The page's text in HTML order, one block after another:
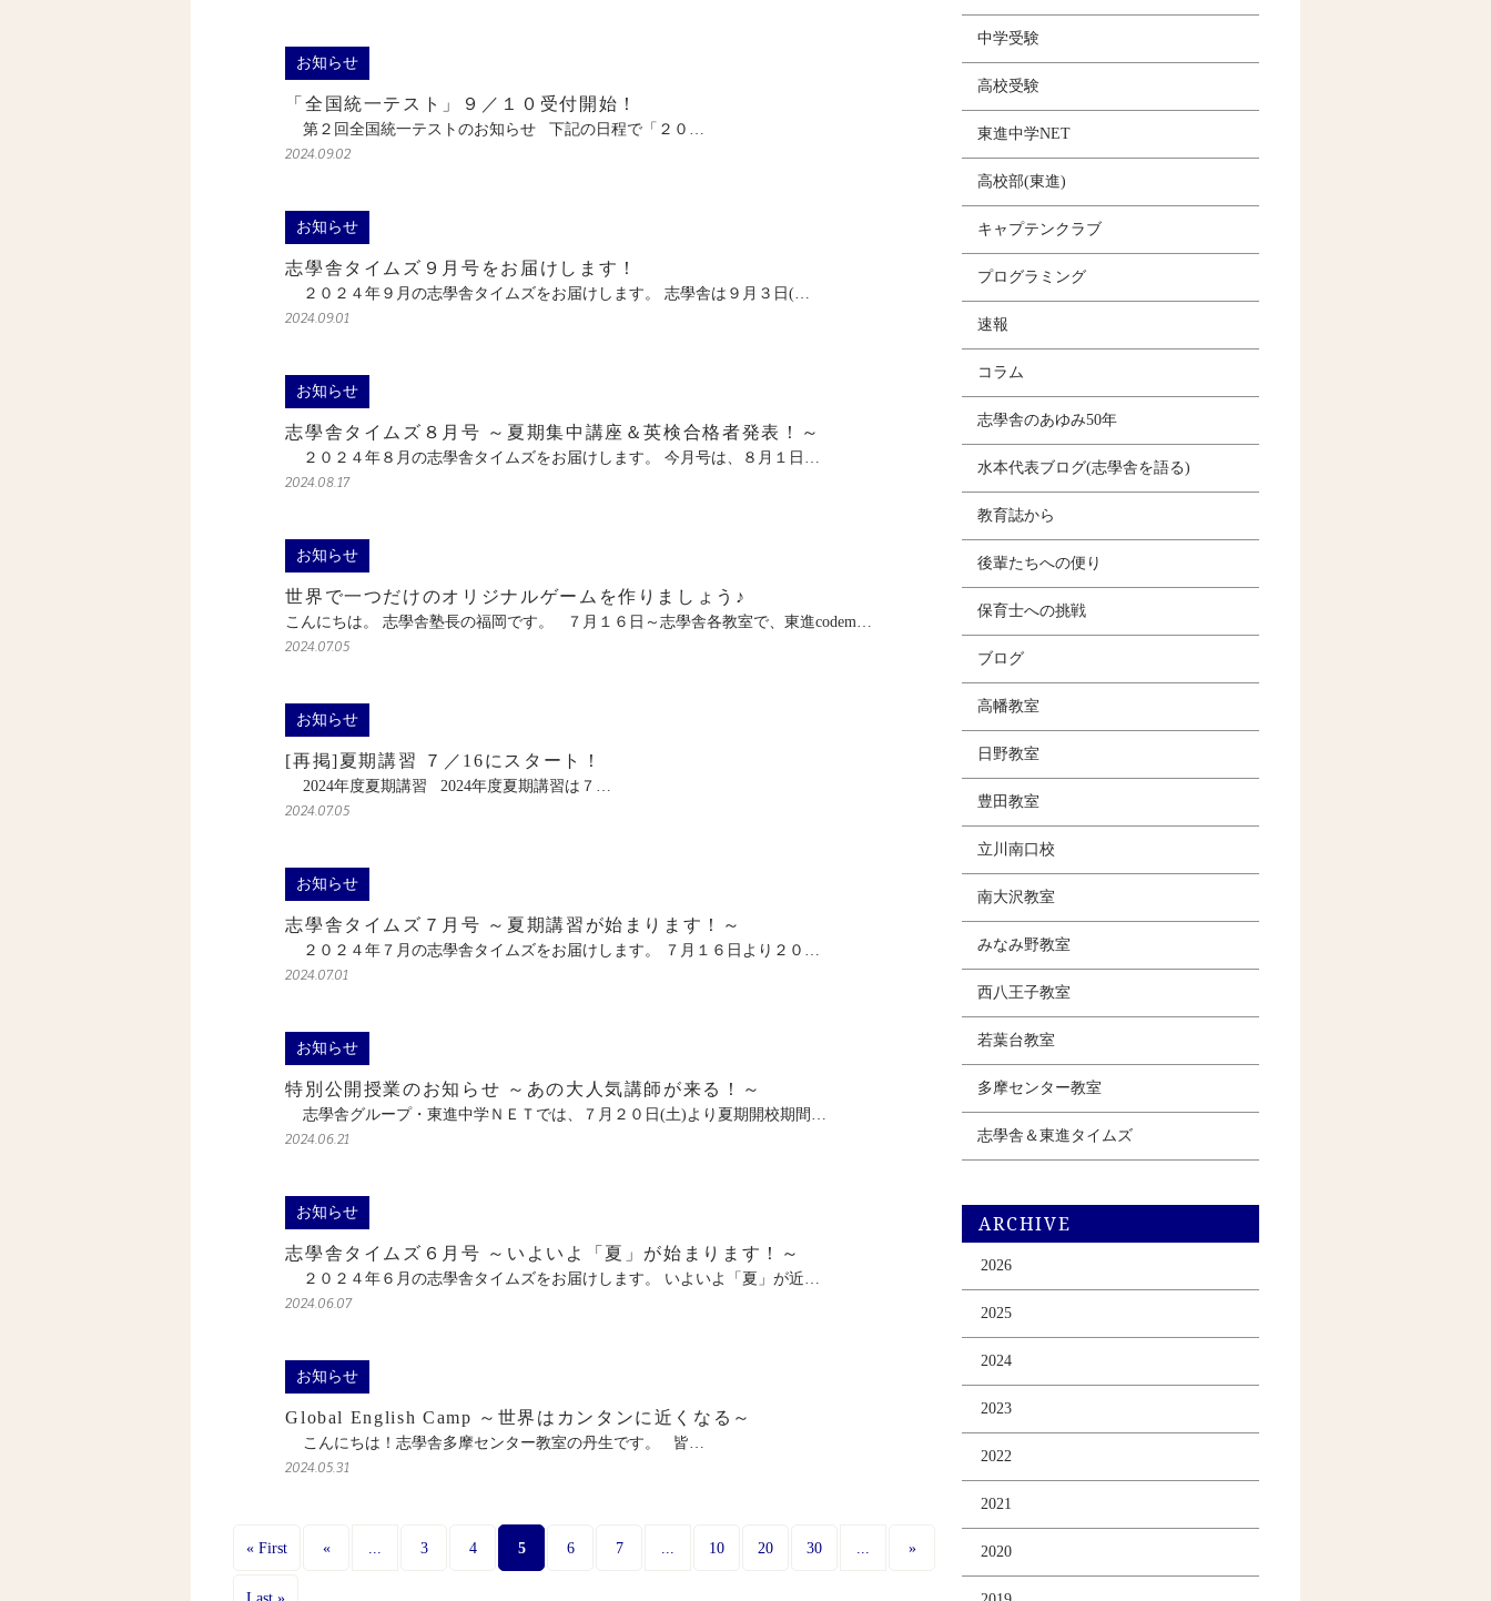
お知らせ
「全国統一テスト」９／１０受付開始！
第２回全国統一テストのお知らせ 下記の日程で「２０…
2024.09.02
お知らせ
志學舎タイムズ９月号をお届けします！
２０２４年９月の志學舎タイムズをお届けします。 志學舎は９月３日(…
2024.09.01
お知らせ
志學舎タイムズ８月号 ～夏期集中講座＆英検合格者発表！～
２０２４年８月の志學舎タイムズをお届けします。 今月号は、８月１日…
2024.08.17
お知らせ
世界で一つだけのオリジナルゲームを作りましょう♪
こんにちは。 志學舎塾長の福岡です。 ７月１６日～志學舎各教室で、東進codem…
2024.07.05
お知らせ
[再掲]夏期講習 ７／16にスタート！
2024年度夏期講習 2024年度夏期講習は７…
2024.07.05
お知らせ
志學舎タイムズ７月号 ～夏期講習が始まります！～
２０２４年７月の志學舎タイムズをお届けします。 ７月１６日より２０…
2024.07.01
お知らせ
特別公開授業のお知らせ ～あの大人気講師が来る！～
志學舎グループ・東進中学ＮＥＴでは、７月２０日(土)より夏期開校期間…
2024.06.21
お知らせ
志學舎タイムズ６月号 ～いよいよ「夏」が始まります！～
２０２４年６月の志學舎タイムズをお届けします。 いよいよ「夏」が近…
2024.06.07
お知らせ
Global English Camp ～世界はカンタンに近くなる～
こんにちは！志學舎多摩センター教室の丹生です。 皆…
2024.05.31
« First « ... 3 4 5 6 7 ... 10 20 30 ... »
中学受験
高校受験
東進中学NET
高校部(東進)
キャプテンクラブ
プログラミング
速報
コラム
志學舎のあゆみ50年
水本代表ブログ(志學舎を語る)
教育誌から
後輩たちへの便り
保育士への挑戦
ブログ
高幡教室
日野教室
豊田教室
立川南口校
南大沢教室
みなみ野教室
西八王子教室
若葉台教室
多摩センター教室
志學舎＆東進タイムズ
ARCHIVE
2026
2025
2024
2023
2022
2021
2020